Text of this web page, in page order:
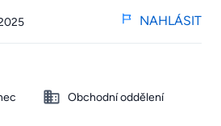
NAHLÁSIT
Obchodní oddělení